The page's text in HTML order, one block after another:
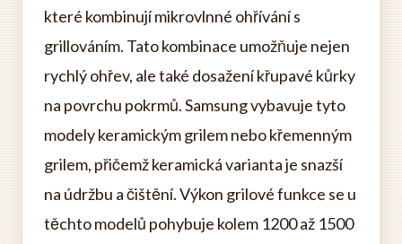
které kombinují mikrovlnné ohřívání s
grillováním. Tato kombinace umožňuje nejen
rychlý ohřev, ale také dosažení křupavé kůrky
na povrchu pokrmů. Samsung vybavuje tyto
modely keramickým grilem nebo křemenným
grilem, přičemž keramická varianta je snazší
na údržbu a čištění. Výkon grilové funkce se u
těchto modelů pohybuje kolem 1200 až 1500